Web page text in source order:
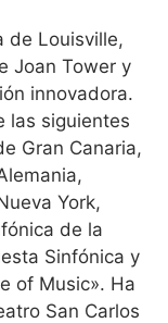
de Louisville,
Joan Tower y
innovadora.
las siguientes
Gran Canaria,
York,
de la
Sinfónica y
of Music». Ha
San Carlos